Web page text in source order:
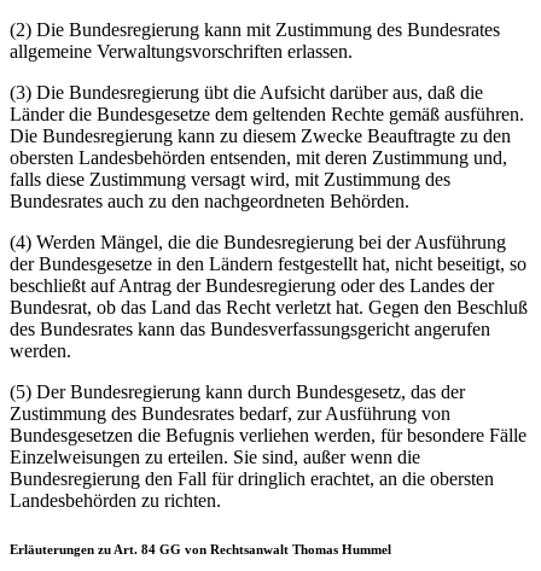
(2) Die Bundesregierung kann mit Zustimmung des Bundesrates
allgemeine Verwaltungsvorschriften erlassen.
(3) Die Bundesregierung übt die Aufsicht darüber aus, daß die
Länder die Bundesgesetze dem geltenden Rechte gemäß ausführen.
Die Bundesregierung kann zu diesem Zwecke Beauftragte zu den
obersten Landesbehörden entsenden, mit deren Zustimmung und,
falls diese Zustimmung versagt wird, mit Zustimmung des
Bundesrates auch zu den nachgeordneten Behörden.
(4) Werden Mängel, die die Bundesregierung bei der Ausführung
der Bundesgesetze in den Ländern festgestellt hat, nicht beseitigt, so
beschließt auf Antrag der Bundesregierung oder des Landes der
Bundesrat, ob das Land das Recht verletzt hat. Gegen den Beschluß
des Bundesrates kann das Bundesverfassungsgericht angerufen
werden.
(5) Der Bundesregierung kann durch Bundesgesetz, das der
Zustimmung des Bundesrates bedarf, zur Ausführung von
Bundesgesetzen die Befugnis verliehen werden, für besondere Fälle
Einzelweisungen zu erteilen. Sie sind, außer wenn die
Bundesregierung den Fall für dringlich erachtet, an die obersten
Landesbehörden zu richten.
Erläuterungen zu Art. 84 GG von Rechtsanwalt Thomas Hummel